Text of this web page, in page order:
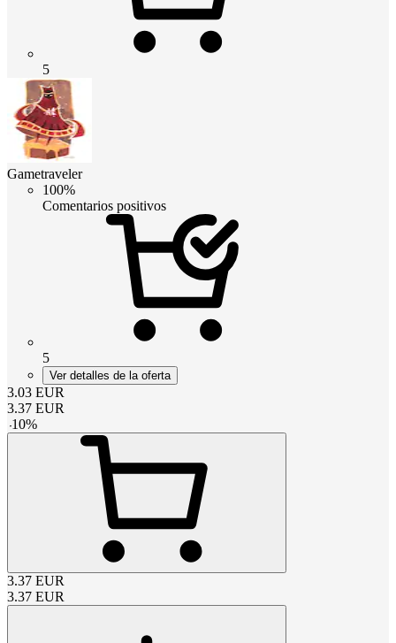
5
Gametraveler
100%
Comentarios positivos
5
Ver detalles de la oferta
3.03 EUR
3.37 EUR
-10%
3.37 EUR
3.37 EUR